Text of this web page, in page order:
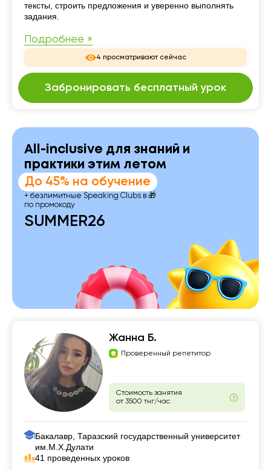
тексты, строить предложения и уверенно выполнять
задания.
Подробнее »
4 просматривают сейчас
Забронировать бесплатный урок
All-inclusive для знаний и
практики этим летом
До 45% на обучение
+ безлимитные Speaking Clubs в 🎁
по промокоду
SUMMER26
Жанна Б.
Проверенный репетитор
Стоимость занятия
от 3500 тнг/час
Бакалавр, Таразский государственный университет
им.М.Х.Дулати
41 проведенных уроков